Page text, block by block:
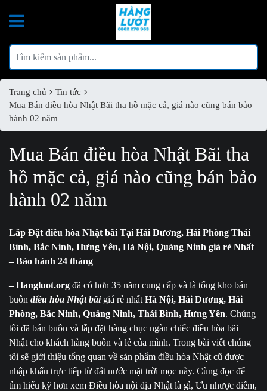
Trang chủ
Tin tức
Mua Bán điều hòa Nhật Bãi tha hồ mặc cả, giá nào cũng bán bảo
hành 02 năm
Mua Bán điều hòa Nhật Bãi tha
hồ mặc cả, giá nào cũng bán bảo
hành 02 năm
Lắp Đặt điều hòa Nhật bãi Tại Hải Dương, Hải Phòng Thái
Bình, Bắc Ninh, Hưng Yên, Hà Nội, Quảng Ninh giá rẻ Nhất
– Bảo hành 24 tháng
– Hangluot.org đã có hơn 35 năm cung cấp và là tổng kho bán
buôn điều hòa Nhật bãigiá rẻ nhất Hà Nội, Hải Dương, Hải
Phòng, Bắc Ninh, Quảng Ninh, Thái Bình, Hưng Yên. Chúng
tôi đã bán buôn và lắp đặt hàng chục ngàn chiếc điều hòa bãi
Nhật cho khách hàng buôn và lẻ của mình. Trong bài viết chúng
tôi sẽ giới thiệu tổng quan về sản phẩm điều hòa Nhật cũ được
nhập khẩu trực tiếp từ đất nước mặt trời mọc này. Cùng đọc để
tìm hiểu kỹ hơn xem Điều hòa nội địa Nhật là gì, Ưu nhược điểm,